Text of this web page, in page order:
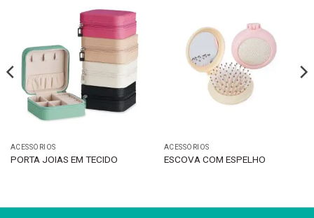
ACESSÓRIOS
PORTA JOIAS EM TECIDO
ACESSÓRIOS
ESCOVA COM ESPELHO